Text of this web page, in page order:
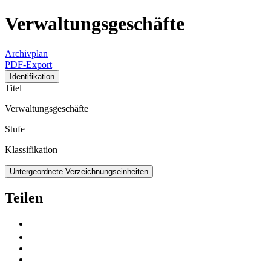
Verwaltungsgeschäfte
Archivplan
PDF-Export
Identifikation
Titel
Verwaltungsgeschäfte
Stufe
Klassifikation
Untergeordnete Verzeichnungseinheiten
Teilen